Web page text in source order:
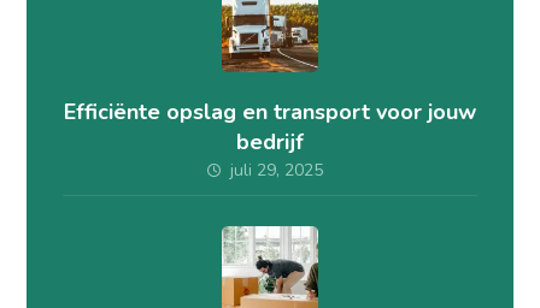
Efficiënte opslag en transport voor jouw
bedrijf
juli 29, 2025